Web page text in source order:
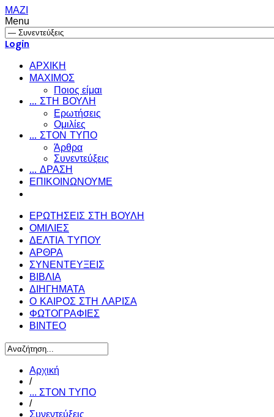
ΜΑΖΙ
Menu
Login
ΑΡΧΙΚΗ
ΜΑΧΙΜΟΣ
Ποιος είμαι
... ΣΤΗ ΒΟΥΛΗ
Ερωτήσεις
Ομιλίες
... ΣΤΟΝ ΤΥΠΟ
Άρθρα
Συνεντεύξεις
... ΔΡΑΣΗ
ΕΠΙΚΟΙΝΩΝΟΥΜΕ
ΕΡΩΤΗΣΕΙΣ ΣΤΗ ΒΟΥΛΗ
ΟΜΙΛΙΕΣ
ΔΕΛΤΙΑ ΤΥΠΟΥ
ΑΡΘΡΑ
ΣΥΝΕΝΤΕΥΞΕΙΣ
ΒΙΒΛΙΑ
ΔΙΗΓΗΜΑΤΑ
Ο ΚΑΙΡΟΣ ΣΤΗ ΛΑΡΙΣΑ
ΦΩΤΟΓΡΑΦΙΕΣ
ΒΙΝΤΕΟ
Αρχική
/
... ΣΤΟΝ ΤΥΠΟ
/
Συνεντεύξεις